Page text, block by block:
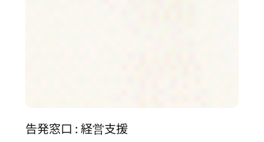
告発窓口 : 経営支援